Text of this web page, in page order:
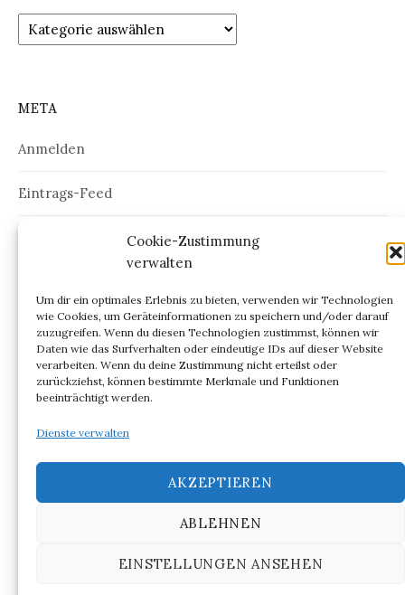
Cookie-Zustimmung
verwalten
Um dir ein optimales Erlebnis zu bieten, verwenden wir Technologien
wie Cookies, um Geräteinformationen zu speichern und/oder darauf
zuzugreifen. Wenn du diesen Technologien zustimmst, können wir
Daten wie das Surfverhalten oder eindeutige IDs auf dieser Website
verarbeiten. Wenn du deine Zustimmung nicht erteilst oder
zurückziehst, können bestimmte Merkmale und Funktionen
beeinträchtigt werden.
Dienste verwalten
AKZEPTIEREN
ABLEHNEN
EINSTELLUNGEN ANSEHEN
Kategorien
META
Anmelden
Eintrags-Feed
Kommentar-Feed
ARCHIV
Archiv
© 2026NIGHT OUT @ BERLIN